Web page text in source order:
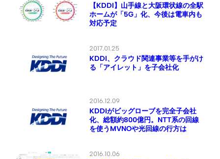
【KDDI】山手線と大阪環状線の全駅
ホームが「5G」化、今後は電車内も
対応予定
2017.01.25
KDDI、クラウド関連事業等を手がけ
る「アイレット」を子会社化
2016.12.09
KDDIがビッグローブを完全子会社
化、総額約800億円。NTT系の回線
を使うMVNOや光回線の行方は
2016.10.06